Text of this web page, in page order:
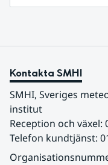
Kontakta SMHI
SMHI, Sveriges
institut
Reception och växel:
Telefon kundtjänst: